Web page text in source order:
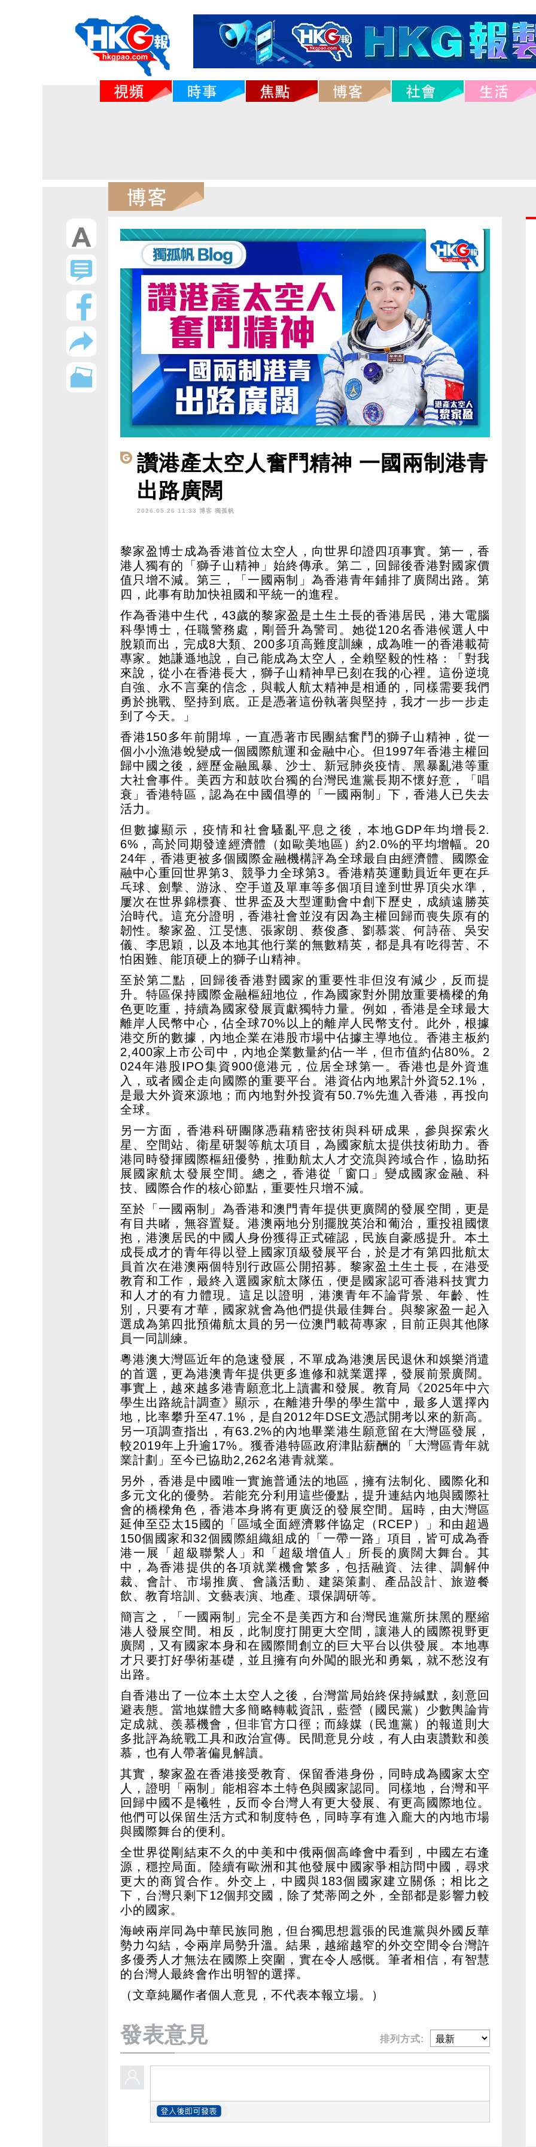
讚港產太空人奮鬥精神 一國兩制港青
出路廣闊
2026.05.26 11:33 博客 獨孤帆
黎家盈博士成為香港首位太空人，向世界印證四項事實。第一，香
港人獨有的「獅子山精神」始終傳承。第二，回歸後香港對國家價
值只增不減。第三，「一國兩制」為香港青年鋪排了廣闊出路。第
四，此事有助加快祖國和平統一的進程。
作為香港中生代，43歲的黎家盈是土生土長的香港居民，港大電腦
科學博士，任職警務處，剛晉升為警司。她從120名香港候選人中
脫穎而出，完成8大類、200多項高難度訓練，成為唯一的香港載荷
專家。她謙遜地說，自己能成為太空人，全賴堅毅的性格：「對我
來說，從小在香港長大，獅子山精神早已刻在我的心裡。這份逆境
自強、永不言棄的信念，與載人航太精神是相通的，同樣需要我們
勇於挑戰、堅持到底。正是憑著這份執著與堅持，我才一步一步走
到了今天。」
香港150多年前開埠，一直憑著市民團結奮鬥的獅子山精神，從一
個小小漁港蛻變成一個國際航運和金融中心。但1997年香港主權回
歸中國之後，經歷金融風暴、沙士、新冠肺炎疫情、黑暴亂港等重
大社會事件。美西方和鼓吹台獨的台灣民進黨長期不懷好意，「唱
衰」香港特區，認為在中國倡導的「一國兩制」下，香港人已失去
活力。
但數據顯示，疫情和社會騷亂平息之後，本地GDP年均增長2.
6%，高於同期發達經濟體（如歐美地區）約2.0%的平均增幅。20
24年，香港更被多個國際金融機構評為全球最自由經濟體、國際金
融中心重回世界第3、競爭力全球第3。香港精英運動員近年更在乒
乓球、劍擊、游泳、空手道及單車等多個項目達到世界頂尖水準，
屢次在世界錦標賽、世界盃及大型運動會中創下歷史，成績遠勝英
治時代。這充分證明，香港社會並沒有因為主權回歸而喪失原有的
韌性。黎家盈、江旻憓、張家朗、蔡俊彥、劉慕裳、何詩蓓、吳安
儀、李思穎，以及本地其他行業的無數精英，都是具有吃得苦、不
怕困難、能頂硬上的獅子山精神。
至於第二點，回歸後香港對國家的重要性非但沒有減少，反而提
升。特區保持國際金融樞紐地位，作為國家對外開放重要橋樑的角
色更吃重，持續為國家發展貢獻獨特力量。例如，香港是全球最大
離岸人民幣中心，佔全球70%以上的離岸人民幣支付。此外，根據
港交所的數據，內地企業在港股市場中佔據主導地位。香港主板約
2,400家上市公司中，內地企業數量約佔一半，但市值約佔80%。2
024年港股IPO集資900億港元，位居全球第一。香港也是外資進
入，或者國企走向國際的重要平台。港資佔內地累計外資52.1%，
是最大外資來源地；而內地對外投資有50.7%先進入香港，再投向
全球。
另一方面，香港科研團隊憑藉精密技術與科研成果，參與探索火
星、空間站、衛星研製等航太項目，為國家航太提供技術助力。香
港同時發揮國際樞紐優勢，推動航太人才交流與跨域合作，協助拓
展國家航太發展空間。總之，香港從「窗口」變成國家金融、科
技、國際合作的核心節點，重要性只增不減。
至於「一國兩制」為香港和澳門青年提供更廣闊的發展空間，更是
有目共睹，無容置疑。港澳兩地分別擺脫英治和葡治，重投祖國懷
抱，港澳居民的中國人身份獲得正式確認，民族自豪感提升。本土
成長成才的青年得以登上國家頂級發展平台，於是才有第四批航太
員首次在港澳兩個特別行政區公開招募。黎家盈土生土長，在港受
教育和工作，最終入選國家航太隊伍，便是國家認可香港科技實力
和人才的有力體現。這足以證明，港澳青年不論背景、年齡、性
別，只要有才華，國家就會為他們提供最佳舞台。與黎家盈一起入
選成為第四批預備航太員的另一位澳門載荷專家，目前正與其他隊
員一同訓練。
粵港澳大灣區近年的急速發展，不單成為港澳居民退休和娛樂消遣
的首選，更為港澳青年提供更多進修和就業選擇，發展前景廣闊。
事實上，越來越多港青願意北上讀書和發展。教育局《2025年中六
學生出路統計調查》顯示，在離港升學的學生當中，最多人選擇內
地，比率攀升至47.1%，是自2012年DSE文憑試開考以來的新高。
另一項調查指出，有63.2%的內地畢業港生願意留在大灣區發展，
較2019年上升逾17%。獲香港特區政府津貼薪酬的「大灣區青年就
業計劃」至今已協助2,262名港青就業。
另外，香港是中國唯一實施普通法的地區，擁有法制化、國際化和
多元文化的優勢。若能充分利用這些優點，提升連結內地與國際社
會的橋樑角色，香港本身將有更廣泛的發展空間。屆時，由大灣區
延伸至亞太15國的「區域全面經濟夥伴協定（RCEP）」和由超過
150個國家和32個國際組織組成的「一帶一路」項目，皆可成為香
港一展「超級聯繫人」和「超級增值人」所長的廣闊大舞台。其
中，為香港提供的各項就業機會繁多，包括融資、法律、調解仲
裁、會計、市場推廣、會議活動、建築策劃、產品設計、旅遊餐
飲、教育培訓、文藝表演、地產、環保調研等。
簡言之，「一國兩制」完全不是美西方和台灣民進黨所抹黑的壓縮
港人發展空間。相反，此制度打開更大空間，讓港人的國際視野更
廣闊，又有國家本身和在國際間創立的巨大平台以供發展。本地專
才只要打好學術基礎，並且擁有向外闖的眼光和勇氣，就不愁沒有
出路。
自香港出了一位本土太空人之後，台灣當局始終保持緘默，刻意回
避表態。當地媒體大多簡略轉載資訊，藍營（國民黨）少數輿論肯
定成就、羨慕機會，但非官方口徑；而綠媒（民進黨）的報道則大
多批評為統戰工具和政治宣傳。民間意見分歧，有人由衷讚歎和羨
慕，也有人帶著偏見解讀。
其實，黎家盈在香港接受教育、保留香港身份，同時成為國家太空
人，證明「兩制」能相容本土特色與國家認同。同樣地，台灣和平
回歸中國不是犧牲，反而令台灣人有更大發展、有更高國際地位。
他們可以保留生活方式和制度特色，同時享有進入龐大的內地市場
與國際舞台的便利。
全世界從剛結束不久的中美和中俄兩個高峰會中看到，中國左右逢
源，穩控局面。陸續有歐洲和其他發展中國家爭相訪問中國，尋求
更大的商貿合作。外交上，中國與183個國家建立關係；相比之
下，台灣只剩下12個邦交國，除了梵蒂岡之外，全部都是影響力較
小的國家。
海峽兩岸同為中華民族同胞，但台獨思想囂張的民進黨與外國反華
勢力勾結，令兩岸局勢升溫。結果，越縮越窄的外交空間令台灣許
多優秀人才無法在國際上突圍，實在令人感慨。筆者相信，有智慧
的台灣人最終會作出明智的選擇。
（文章純屬作者個人意見，不代表本報立場。）
發表意見 排列方式: